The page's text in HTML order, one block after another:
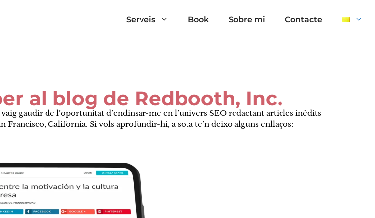
Serveis Book Sobre mi Contacte
al blog de Redbooth, Inc.
gaudir de l’oportunitat d’endinsar-me en l’univers SEO redactant articles inèdits
Francisco, California. Si vols aprofundir-hi, a sota te’n deixo alguns enllaços: